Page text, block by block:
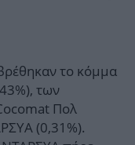
το κόμμα
των
Πολ
(0,31%).